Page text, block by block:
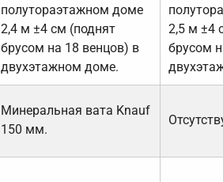
полутораэтажном доме
2,4 м ±4 см (поднят
брусом на 18 венцов) в
двухэтажном доме.
2,5 м ±4
брусом
Минеральная вата Knauf
150 мм.